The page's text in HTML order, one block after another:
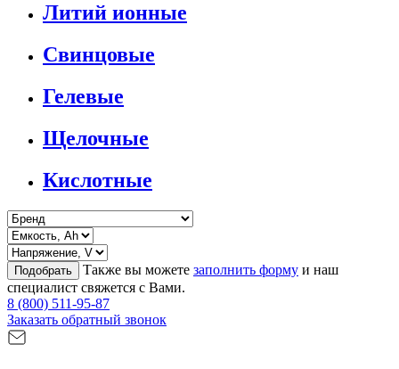
Литий ионные
Свинцовые
Гелевые
Щелочные
Кислотные
Подобрать Также вы можете заполнить форму и наш
специалист свяжется с Вами.
8 (800) 511-95-87
Заказать обратный звонок